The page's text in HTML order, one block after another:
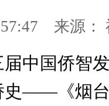
来源：
中国侨智发
史——《烟